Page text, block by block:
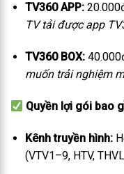
TV360 APP:
TV tải được app
TV360 BOX:
muốn trải nghiệm
Quyền lợi gói bao
Kênh truyền hình:
(VTV1–9, HTV,